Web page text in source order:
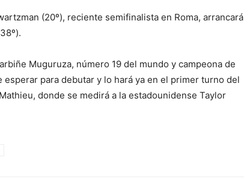
(20º), reciente semifinalista en Roma, arrancará
Muguruza, número 19 del mundo y campeona de
esperar para debutar y lo hará ya en el primer turno del
donde se medirá a la estadounidense Taylor